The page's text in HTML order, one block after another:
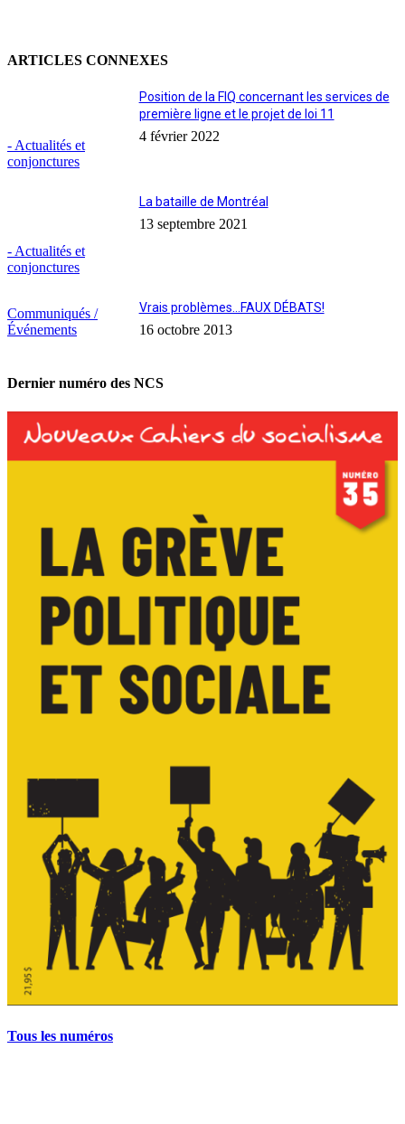
ARTICLES CONNEXES
- Actualités et
conjonctures
Position de la FIQ concernant les services de
première ligne et le projet de loi 11
4 février 2022
- Actualités et
conjonctures
La bataille de Montréal
13 septembre 2021
Communiqués /
Événements
Vrais problèmes…FAUX DÉBATS!
16 octobre 2013
Dernier numéro des NCS
Tous les numéros